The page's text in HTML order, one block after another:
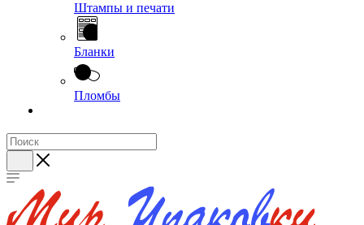
Штампы и печати
Бланки
Пломбы